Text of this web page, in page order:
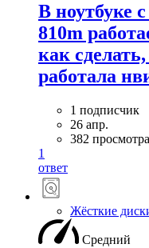
В ноутбуке
810m
как
работала
1 подписчик
26 апр.
382 просмотра
1
ответ
Жёсткие
Средний